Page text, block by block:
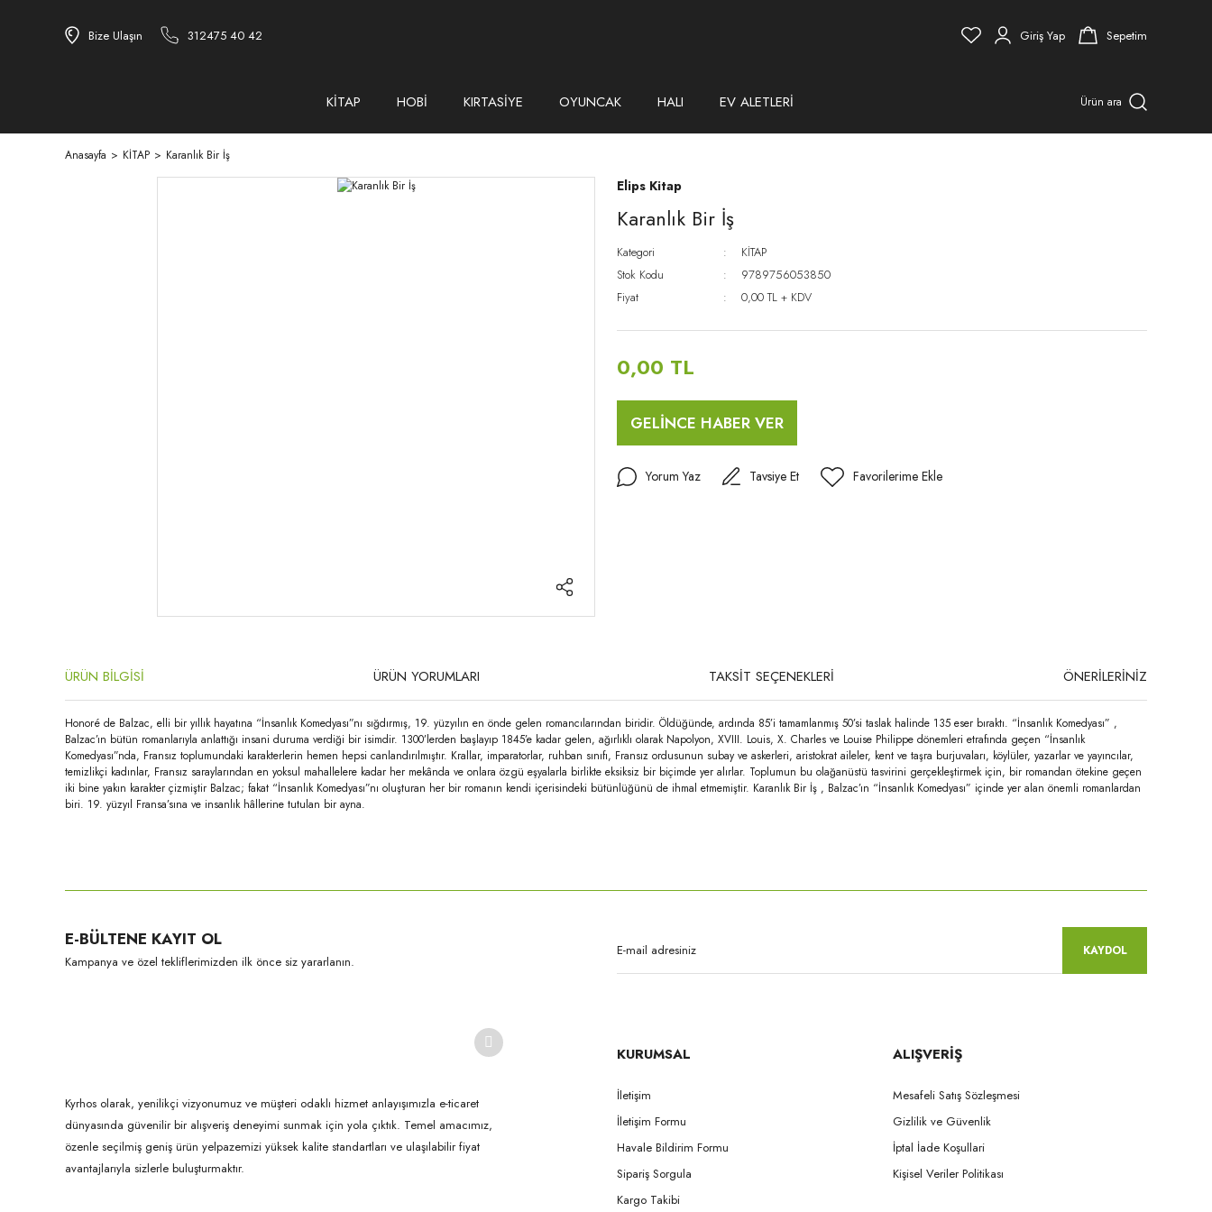
Bize Ulaşın 312475 40 42 Giriş Yap Sepetim
KİTAP HOBİ KIRTASİYE OYUNCAK HALI EV ALETLERİ Ürün ara
Anasayfa KİTAP Karanlık Bir İş
Elips Kitap
Karanlık Bir İş
Kategori
KİTAP
Stok Kodu
9789756053850
Fiyat
0,00 TL + KDV
0,00 TL
GELİNCE HABER VER
Yorum Yaz Tavsiye Et
ÜRÜN BİLGİSİ ÜRÜN YORUMLARI TAKSİT SEÇENEKLERİ ÖNERİLERİNİZ
Honoré de Balzac, elli bir yıllık hayatına “İnsanlık Komedyası”nı sığdırmış, 19. yüzyılın en önde gelen romancılarından biridir. Öldüğünde, ardında 85’i tamamlanmış 50’si taslak halinde 135 eser bıraktı. “İnsanlık Komedyası” ,
Balzac’ın bütün romanlarıyla anlattığı insani duruma verdiği bir isimdir. 1300’lerden başlayıp 1845’e kadar gelen, ağırlıklı olarak Napolyon, XVIII. Louis, X. Charles ve Louise Philippe dönemleri etrafında geçen “İnsanlık
Komedyası”nda, Fransız toplumundaki karakterlerin hemen hepsi canlandırılmıştır. Krallar, imparatorlar, ruhban sınıfı, Fransız ordusunun subay ve askerleri, aristokrat aileler, kent ve taşra burjuvaları, köylüler, yazarlar ve yayıncılar,
temizlikçi kadınlar, Fransız saraylarından en yoksul mahallelere kadar her mekânda ve onlara özgü eşyalarla birlikte eksiksiz bir biçimde yer alırlar. Toplumun bu olağanüstü tasvirini gerçekleştirmek için, bir romandan ötekine geçen
iki bine yakın karakter çizmiştir Balzac; fakat “İnsanlık Komedyası”nı oluşturan her bir romanın kendi içerisindeki bütünlüğünü de ihmal etmemiştir. Karanlık Bir İş , Balzac’ın “İnsanlık Komedyası” içinde yer alan önemli romanlardan
biri. 19. yüzyıl Fransa’sına ve insanlık hâllerine tutulan bir ayna.
Ürün açıklamasında eksik bilgiler bulunuyor.
Ürün bilgilerinde hatalar bulunuyor.
E-BÜLTENE KAYIT OL
Kampanya ve özel tekliflerimizden ilk önce siz yararlanın.
KAYDOL
Kyrhos olarak, yenilikçi vizyonumuz ve müşteri odaklı hizmet anlayışımızla e-ticaret
dünyasında güvenilir bir alışveriş deneyimi sunmak için yola çıktık. Temel amacımız,
özenle seçilmiş geniş ürün yelpazemizi yüksek kalite standartları ve ulaşılabilir fiyat
avantajlarıyla sizlerle buluşturmaktır.
KURUMSAL
İletişim
İletişim Formu
Havale Bildirim Formu
Sipariş Sorgula
Kargo Takibi
ALIŞVERİŞ
Mesafeli Satış Sözleşmesi
Gizlilik ve Güvenlik
İptal İade Koşullari
Kişisel Veriler Politikası